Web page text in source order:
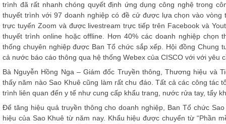
trình đã rất nhanh chóng quyết định ứng dụng công nghệ trong
thuyết trình với 97 doanh nghiệp có đề cử được lựa chọn vào
trực tuyến Zoom và được livestream trực tiếp trên Facebook và
thuyết trình online hoặc offline. Hơn 40% các doanh nghiệp
thống chuyên nghiệp được Ban Tổ chức sắp xếp. Hội đồng Chung
cả nước báo cáo thông qua hệ thống Webex của CISCO với với yêu
Bà Nguyễn Hồng Nga – Giám đốc Truyền thông, Thương hiệu và
thấy năm nào Sao Khuê cũng làm rất chu đáo. Tất cả các công tác
trình liên quan đến y tế như cung cấp khẩu trang, nước rửa tay, tẩy
Để tăng hiệu quả truyền thông cho doanh nghiệp, Ban Tổ chức
hiệu của Sao Khuê từ năm nay. Khẩu hiệu được chuyển từ “Phần